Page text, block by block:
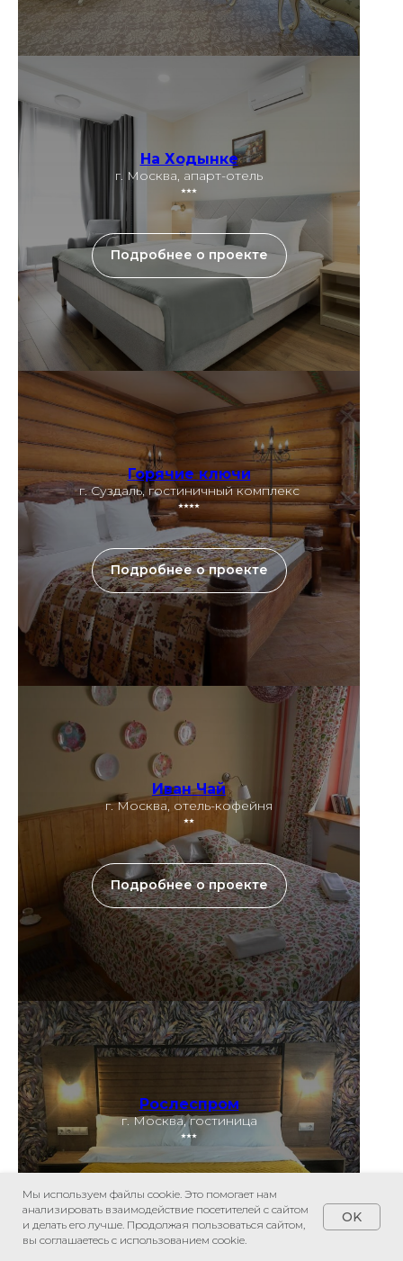
На Ходынке
г. Москва, апарт-отель
⭑⭑⭑
Подробнее о проекте
Горячие ключи
г. Суздаль, гостиничный комплекс
⭑⭑⭑⭑
Подробнее о проекте
Иван Чай
г. Москва, отель-кофейня
⭑⭑
Подробнее о проекте
Рослеспром
г. Москва, гостиница
⭑⭑⭑
Подробнее о проекте
Мы используем файлы cookie. Это помогает нам
анализировать взаимодействие посетителей с сайтом
и делать его лучше. Продолжая пользоваться сайтом,
вы соглашаетесь с использованием cookie.
OK